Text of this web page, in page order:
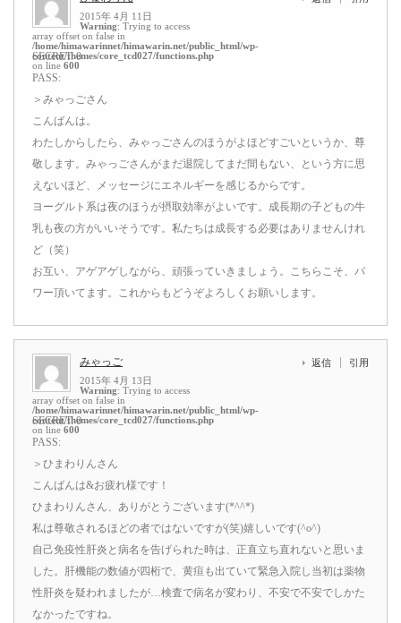
2015年 4月 11日
Warning: Trying to access
array offset on false in
/home/himawarinnet/himawarin.net/public_html/wp-
content/themes/core_tcd027/functions.php
on line 600
SECRET: 0
PASS:
＞みゃっごさん
こんばんは。
わたしからしたら、みゃっごさんのほうがよほどすごいというか、尊
敬します。みゃっごさんがまだ退院してまだ間もない、という方に思
えないほど、メッセージにエネルギーを感じるからです。
ヨーグルト系は夜のほうが摂取効率がよいです。成長期の子どもの牛
乳も夜の方がいいそうです。私たちは成長する必要はありませんけれ
ど（笑）
お互い、アゲアゲしながら、頑張っていきましょう。こちらこそ、パ
ワー頂いてます。これからもどうぞよろしくお願いします。
みゃっご
2015年 4月 13日
Warning: Trying to access
array offset on false in
/home/himawarinnet/himawarin.net/public_html/wp-
content/themes/core_tcd027/functions.php
on line 600
返信 引用
SECRET: 0
PASS:
＞ひまわりんさん
こんばんは&お疲れ様です！
ひまわりんさん、ありがとうございます(*^^*)
私は尊敬されるほどの者ではないですが(笑)嬉しいです(^o^)
自己免疫性肝炎と病名を告げられた時は、正直立ち直れないと思いま
した。肝機能の数値が四桁で、黄疸も出ていて緊急入院し当初は薬物
性肝炎を疑われましたが…検査で病名が変わり、不安で不安でしかた
なかったですね。